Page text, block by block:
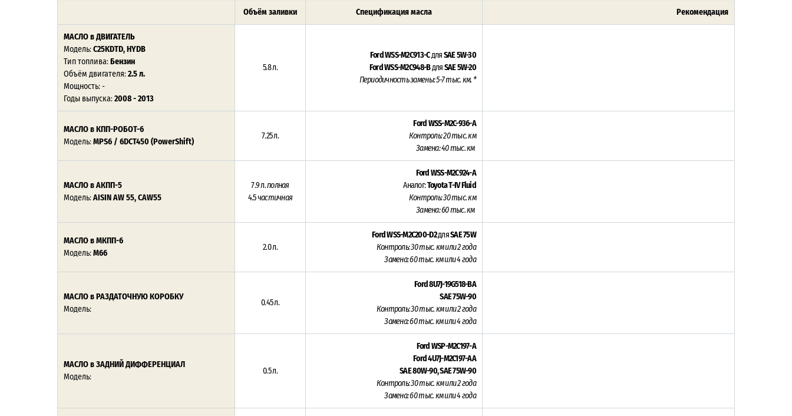
Объём заливки Спецификация масла Рекомендация
МАСЛО в ДВИГАТЕЛЬ
Модель:C25KDTD, HYDB
Тип топлива:Бензин
Объём двигателя:2.5 л.
Мощность: -
Годы выпуска:2008 - 2013
5.8 л.
Ford WSS-M2C913-CдляSAE 5W-30
Ford WSS-M2C948-BдляSAE 5W-20
Периодичность замены: 5-7 тыс. км. *
МАСЛО в КПП-РОБОТ-6
Модель:MPS6 / 6DCT450 (PowerShift)
7.25 л.
Ford WSS-M2C-936-A
Контроль: 20 тыс. км
Замена: 40 тыс. км
МАСЛО в АКПП-5
Модель:AISINAW 55, CAW55
7.9 л.полная
4.5частичная
Ford WSS-M2C924-A
Аналог:Toyota T-IV Fluid
Контроль: 30 тыс. км
Замена: 60 тыс. км
МАСЛО в МКПП-6
Модель:М66
2.0 л.
Ford WSS-M2C200-D2дляSAE 75W
Контроль: 30 тыс. км или 2 года
Замена: 60 тыс. км или 4 года
МАСЛО в РАЗДАТОЧНУЮ КОРОБКУ
Модель:
0.45 л.
Ford 8U7J-19G518-BA
SAE 75W-90
Контроль: 30 тыс. км или 2 года
Замена: 60 тыс. км или 4 года
МАСЛО в ЗАДНИЙ ДИФФЕРЕНЦИАЛ
Модель:
0.5 л.
Ford WSP-M2C197-A
Ford 4U7J-M2C197-AA
SAE 80W-90, SAE 75W-90
Контроль: 30 тыс. км или 2 года
Замена: 60 тыс. км или 4 года